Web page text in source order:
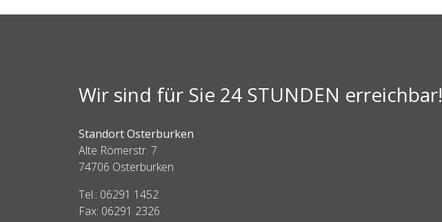
Wir sind für Sie 24 STUNDEN erreichbar!
Standort Osterburken
Alte Römerstr. 7
74706 Osterburken
Tel.: 06291 1452
Fax: 06291 2326